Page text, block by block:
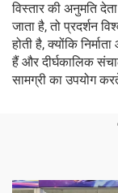
विस्तार की अनुमति
जाता है, तो प्रदर्शन
होती है, क्योंकि
हैं और दीर्घकालिक
सामग्री का उपयोग